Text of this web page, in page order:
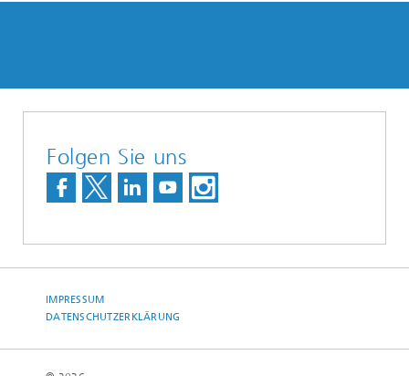
Folgen Sie uns
IMPRESSUM
DATENSCHUTZERKLÄRUNG